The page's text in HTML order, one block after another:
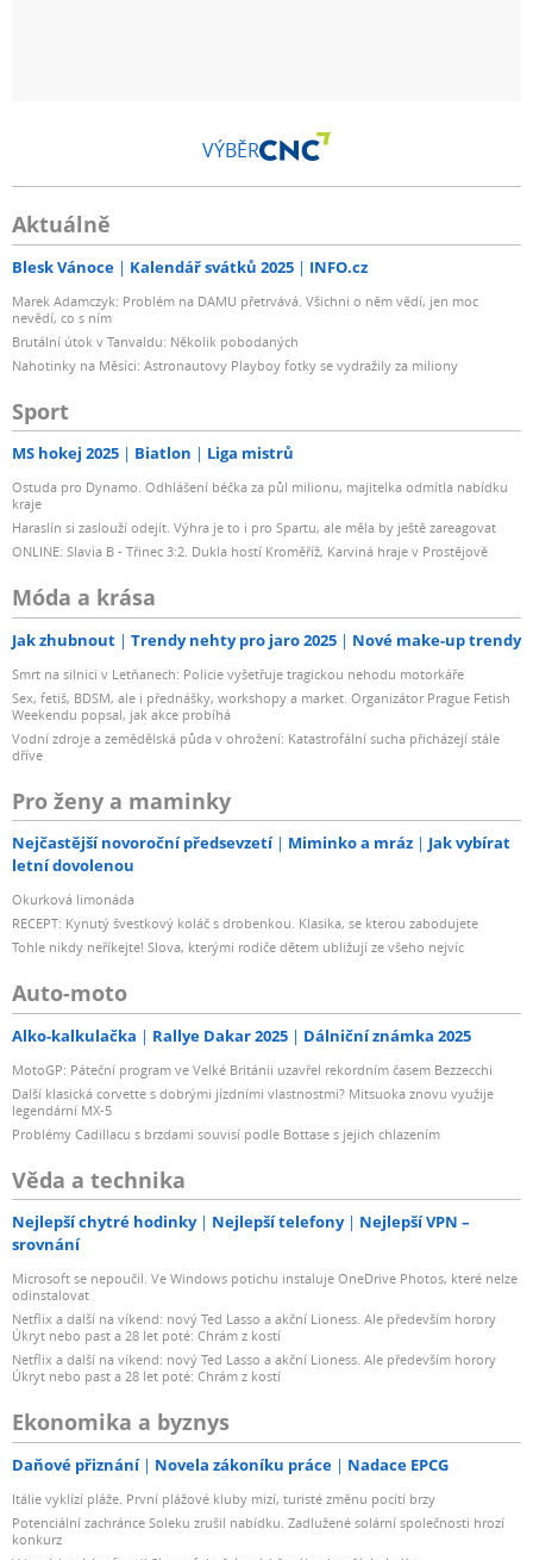
VÝBĚR
Aktuálně
Blesk Vánoce Kalendář svátků 2025 INFO.cz
Marek Adamczyk: Problém na DAMU přetrvává. Všichni o něm vědí, jen moc
nevědí, co s ním
Brutální útok v Tanvaldu: Několik pobodaných
Nahotinky na Měsíci: Astronautovy Playboy fotky se vydražily za miliony
Sport
MS hokej 2025 Biatlon Liga mistrů
Ostuda pro Dynamo. Odhlášení béčka za půl milionu, majitelka odmítla nabídku
kraje
Haraslín si zaslouží odejít. Výhra je to i pro Spartu, ale měla by ještě zareagovat
ONLINE: Slavia B - Třinec 3:2. Dukla hostí Kroměříž, Karviná hraje v Prostějově
Móda a krása
Jak zhubnout Trendy nehty pro jaro 2025 Nové make-up trendy
Smrt na silnici v Letňanech: Policie vyšetřuje tragickou nehodu motorkáře
Sex, fetiš, BDSM, ale i přednášky, workshopy a market. Organizátor Prague Fetish
Weekendu popsal, jak akce probíhá
Vodní zdroje a zemědělská půda v ohrožení: Katastrofální sucha přicházejí stále
dříve
Pro ženy a maminky
Nejčastější novoroční předsevzetí Miminko a mráz
Jak vybírat
letní dovolenou
Okurková limonáda
RECEPT: Kynutý švestkový koláč s drobenkou. Klasika, se kterou zabodujete
Tohle nikdy neříkejte! Slova, kterými rodiče dětem ubližují ze všeho nejvíc
Auto-moto
Alko-kalkulačka Rallye Dakar 2025 Dálniční známka 2025
MotoGP: Páteční program ve Velké Británii uzavřel rekordním časem Bezzecchi
Další klasická corvette s dobrými jízdními vlastnostmi? Mitsuoka znovu využije
legendární MX-5
Problémy Cadillacu s brzdami souvisí podle Bottase s jejich chlazením
Věda a technika
Nejlepší chytré hodinky Nejlepší telefony
Nejlepší VPN –
srovnání
Microsoft se nepoučil. Ve Windows potichu instaluje OneDrive Photos, které nelze
odinstalovat
Netflix a další na víkend: nový Ted Lasso a akční Lioness. Ale především horory
Úkryt nebo past a 28 let poté: Chrám z kostí
Netflix a další na víkend: nový Ted Lasso a akční Lioness. Ale především horory
Úkryt nebo past a 28 let poté: Chrám z kostí
Ekonomika a byznys
Daňové přiznání Novela zákoníku práce Nadace EPCG
Itálie vyklízí pláže. První plážové kluby mizí, turisté změnu pocítí brzy
Potenciální zachránce Soleku zrušil nabídku. Zadlužené solární společnosti hrozí
konkurz